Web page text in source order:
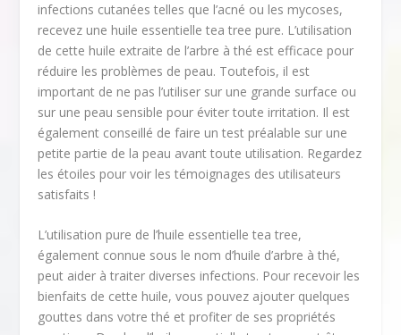
infections cutanées telles que l’acné ou les mycoses,
recevez une huile essentielle tea tree pure. L’utilisation
de cette huile extraite de l’arbre à thé est efficace pour
réduire les problèmes de peau. Toutefois, il est
important de ne pas l’utiliser sur une grande surface ou
sur une peau sensible pour éviter toute irritation. Il est
également conseillé de faire un test préalable sur une
petite partie de la peau avant toute utilisation. Regardez
les étoiles pour voir les témoignages des utilisateurs
satisfaits !
L’utilisation pure de l’huile essentielle tea tree,
également connue sous le nom d’huile d’arbre à thé,
peut aider à traiter diverses infections. Pour recevoir les
bienfaits de cette huile, vous pouvez ajouter quelques
gouttes dans votre thé et profiter de ses propriétés